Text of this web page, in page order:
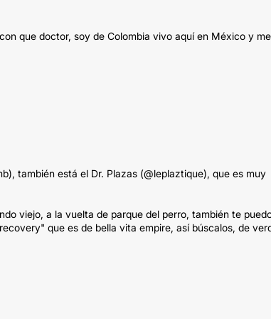
que doctor, soy de Colombia vivo aquí en México y me
también está el Dr. Plazas (@leplaztique), que es muy
viejo, a la vuelta de parque del perro, también te
que es de bella vita empire, así búscalos, de